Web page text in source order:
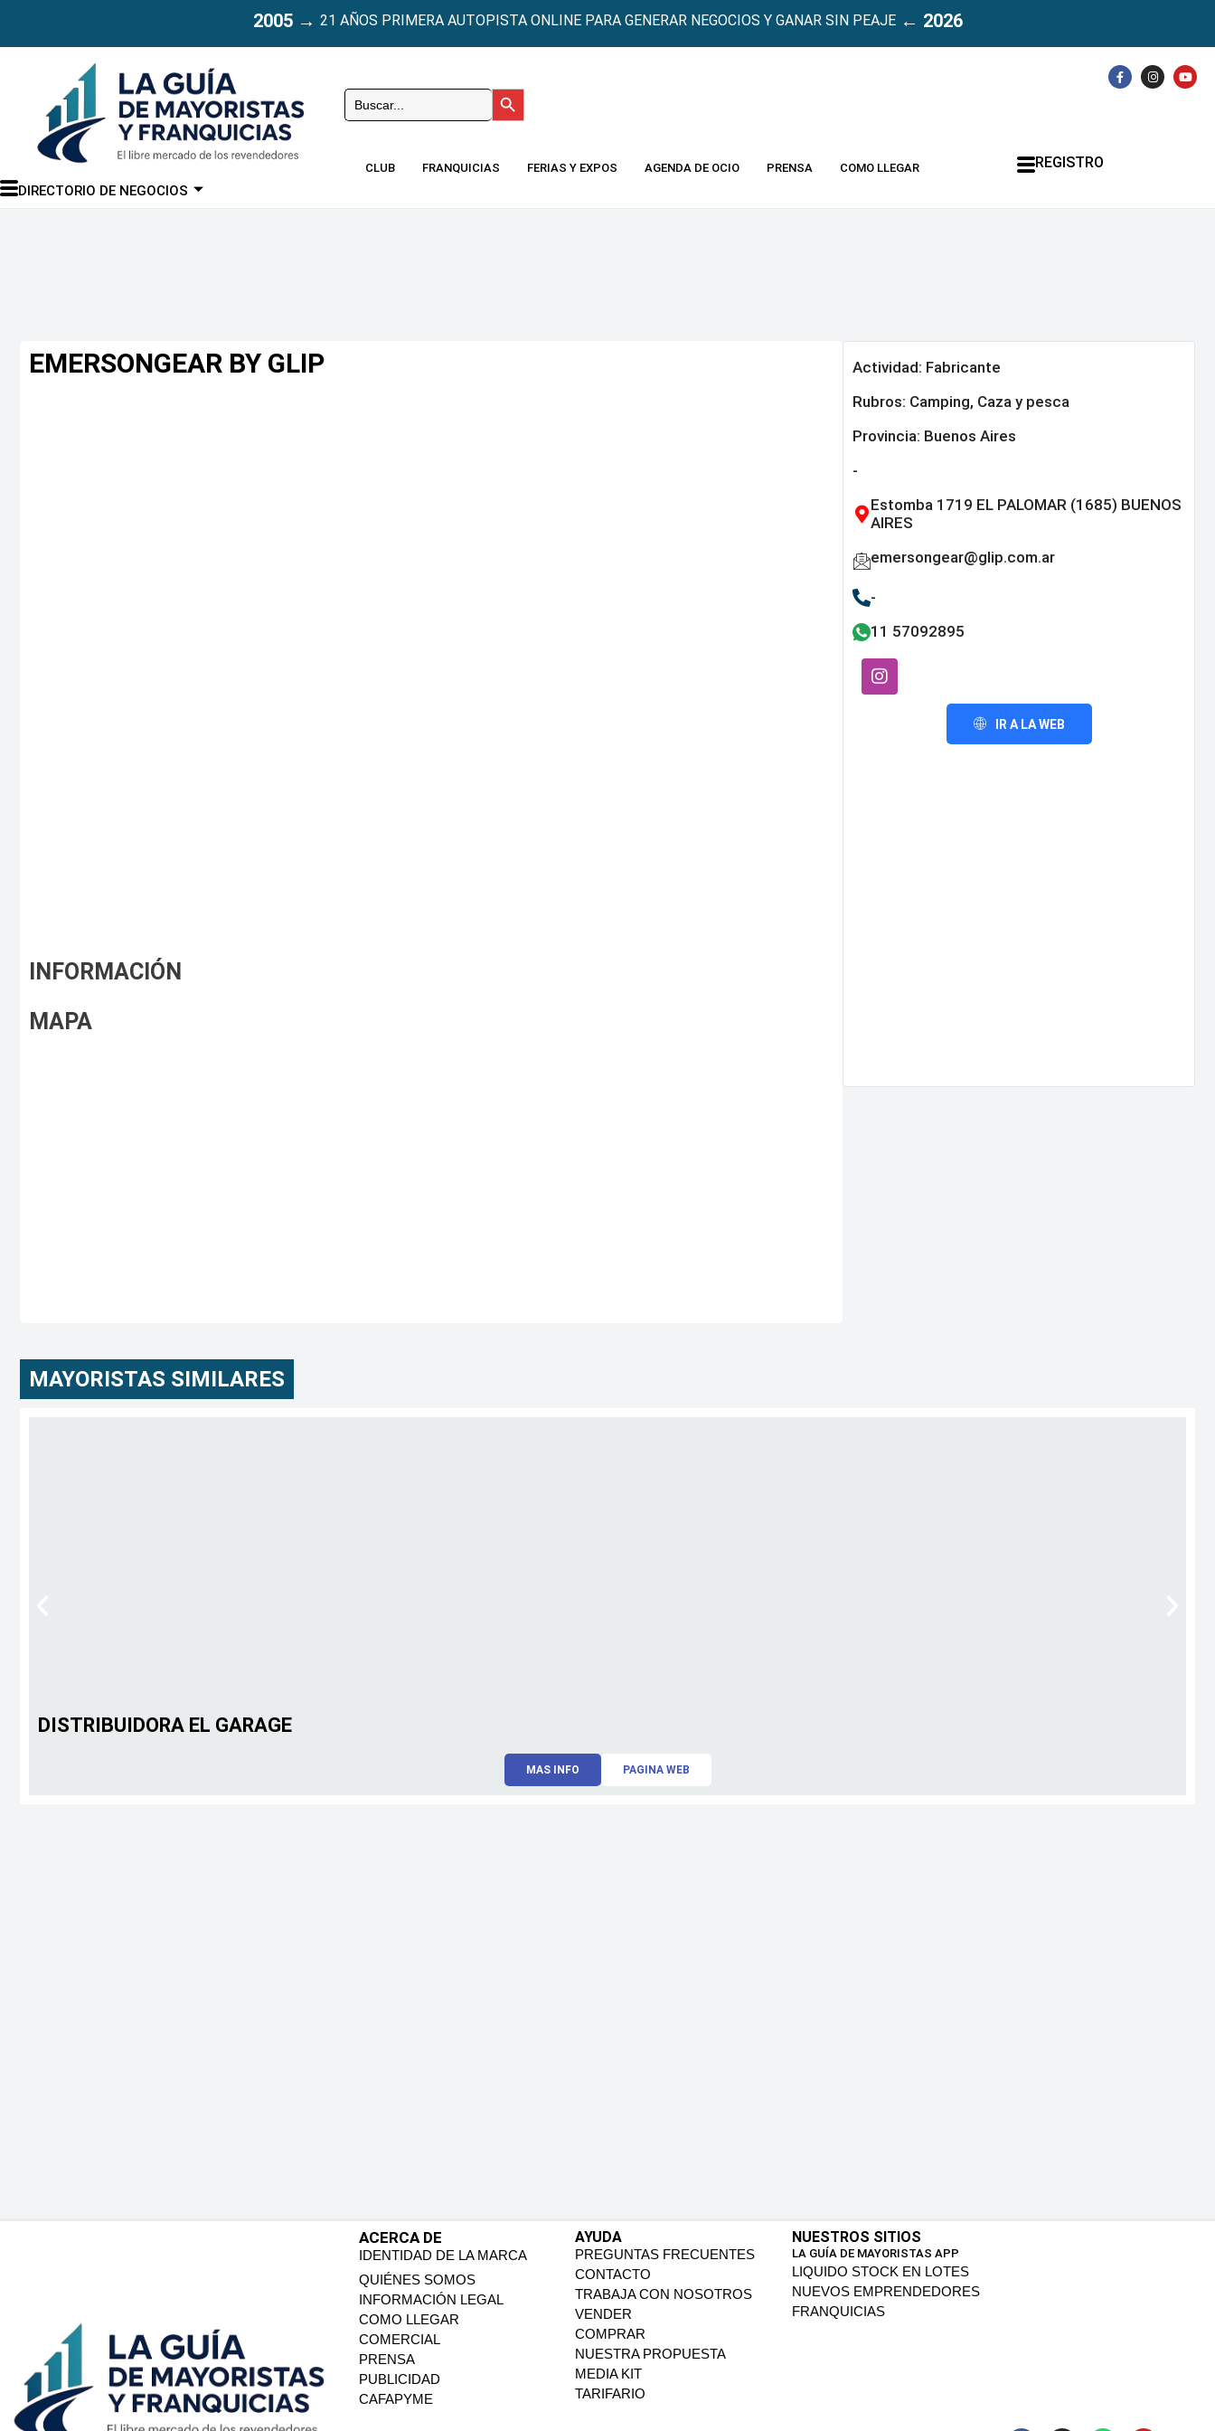
2005→ 21 AÑOS PRIMERA AUTOPISTA ONLINE PARA GENERAR NEGOCIOS Y GANAR SIN PEAJE← 2026
DIRECTORIO DE NEGOCIOS
Buscar: Botón de búsqueda
CLUB FRANQUICIAS FERIAS Y EXPOS AGENDA DE OCIO PRENSA COMO LLEGAR REGISTRO
EMERSONGEAR BY GLIP
INFORMACIÓN
MAPA
Actividad: Fabricante
Rubros: Camping, Caza y pesca
Provincia: Buenos Aires
-
Estomba 1719 EL PALOMAR (1685) BUENOS
AIRES
emersongear@glip.com.ar
-
11 57092895
IR A LA WEB
MAYORISTAS SIMILARES
DISTRIBUIDORA EL GARAGE
MAS INFO PAGINA WEB
ACERCA DE
IDENTIDAD DE LA MARCA
QUIÉNES SOMOS
INFORMACIÓN LEGAL
COMO LLEGAR
COMERCIAL
PRENSA
PUBLICIDAD
CAFAPYME
AYUDA
PREGUNTAS FRECUENTES
CONTACTO
TRABAJA CON NOSOTROS
VENDER
COMPRAR
NUESTRA PROPUESTA
MEDIA KIT
TARIFARIO
NUESTROS SITIOS
LA GUÍA DE MAYORISTAS APP
LIQUIDO STOCK EN LOTES
NUEVOS EMPRENDEDORES
FRANQUICIAS